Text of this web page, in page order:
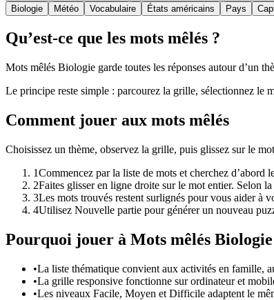
Biologie
Météo Vocabulaire États américains Pays
Qu’est-ce que les mots mêlés ?
Mots mêlés Biologie garde toutes les réponses autour d’un
Le principe reste simple : parcourez la grille, sélectionnez le
Comment jouer aux mots mêlés
Choisissez un thème, observez la grille, puis glissez sur le
1Commencez par la liste de mots et cherchez d’abord
2Faites glisser en ligne droite sur le mot entier. Selon
3Les mots trouvés restent surlignés pour vous aider à
4Utilisez Nouvelle partie pour générer un nouveau
Pourquoi jouer à Mots mêlés
•La liste thématique convient aux activités en famille,
•La grille responsive fonctionne sur ordinateur et
•Les niveaux Facile, Moyen et Difficile adaptent le